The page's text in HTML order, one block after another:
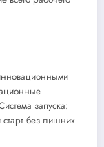
запуска:
без лишних